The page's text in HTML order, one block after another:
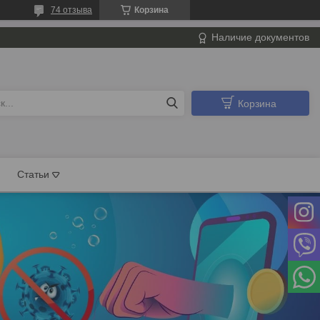
Корзина
74 отзыва
Наличие документов
Корзина
Статьи